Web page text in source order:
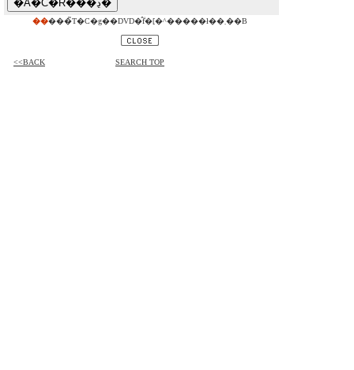
�� ���̃T�C�g��DVD�̂݃f�[�^�����ł��܂��B
<<BACK SEARCH TOP